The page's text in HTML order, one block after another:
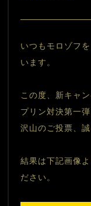
いつもモロゾフ
います。
この度、新キャ
プリン対決第一
沢山のご投票、
結果は下記画像
ださい。